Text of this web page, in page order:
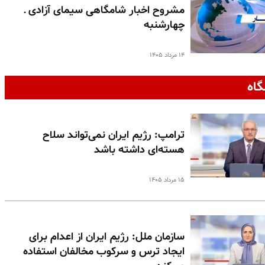
مشروح اخبار شامگاهی سیمای آزادی ـ
چهارشنبه
۱۴ مرداد ۱۴۰۵
ترامپ: رژیم ایران نمی‌تواند سلاح
هسته‌ای داشته باشد
۱۵ مرداد ۱۴۰۵
سازمان ملل: رژیم ایران از اعدام برای
ایجاد ترس و سرکوب مخالفان استفاده